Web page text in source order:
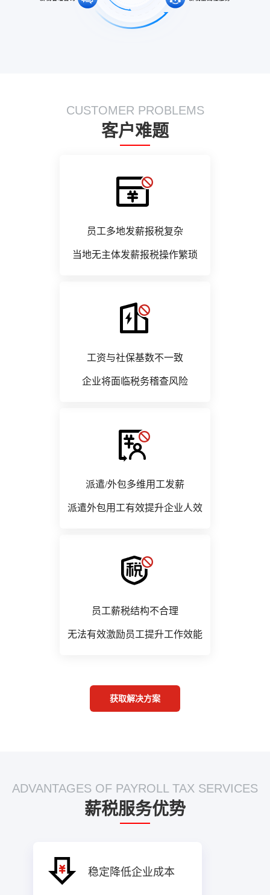
CUSTOMER PROBLEMS
客户难题
员工多地发薪报税复杂
当地无主体发薪报税操作繁琐
工资与社保基数不一致
企业将面临税务稽查风险
派遣/外包多维用工发薪
派遣外包用工有效提升企业人效
员工薪税结构不合理
无法有效激励员工提升工作效能
获取解决方案
ADVANTAGES OF PAYROLL TAX SERVICES
薪税服务优势
稳定降低企业成本